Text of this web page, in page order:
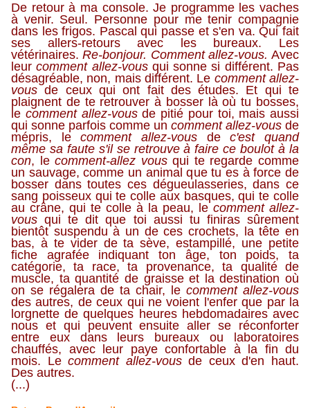
De retour à ma console. Je programme les vaches
à venir. Seul. Personne pour me tenir compagnie
dans les frigos. Pascal qui passe et s'en va. Qui fait
ses allers-retours avec les bureaux. Les
vétérinaires.Re-bonjour. Comment allez-vous. Avec
leurcomment allez-vous qui sonne si différent. Pas
désagréable, non, mais différent. Le comment allez-
vous de ceux qui ont fait des études. Et qui te
plaignent de te retrouver à bosser là où tu bosses,
le comment allez-vousde pitié pour toi, mais aussi
qui sonne parfois comme un comment allez-vous de
mépris, lecomment allez-vous dec'est quand
même sa faute s'il se retrouve à faire ce boulot à la
con, lecomment-allez vousqui te regarde comme
un sauvage, comme un animal que tu es à force de
bosser dans toutes ces dégueulasseries, dans ce
sang poisseux qui te colle aux basques, qui te colle
au crâne, qui te colle à la peau, le comment allez-
vousqui te dit que toi aussi tu finiras sûrement
bientôt suspendu à un de ces crochets, la tête en
bas, à te vider de ta sève, estampillé, une petite
fiche agrafée indiquant ton âge, ton poids, ta
catégorie, ta race, ta provenance, ta qualité de
muscle, ta quantité de graisse et la destination où
on se régalera de ta chair, le comment allez-vous
des autres, de ceux qui ne voient l'enfer que par la
lorgnette de quelques heures hebdomadaires avec
nous et qui peuvent ensuite aller se réconforter
entre eux dans leurs bureaux ou laboratoires
chauffés, avec leur paye confortable à la fin du
mois. Lecomment allez-vousde ceux d'en haut.
Des autres.
(...)